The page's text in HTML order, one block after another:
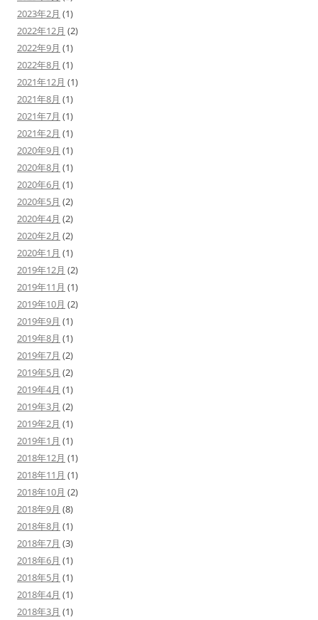
2023年2月 (1)
2022年12月 (2)
2022年9月 (1)
2022年8月 (1)
2021年12月 (1)
2021年8月 (1)
2021年7月 (1)
2021年2月 (1)
2020年9月 (1)
2020年8月 (1)
2020年6月 (1)
2020年5月 (2)
2020年4月 (2)
2020年2月 (2)
2020年1月 (1)
2019年12月 (2)
2019年11月 (1)
2019年10月 (2)
2019年9月 (1)
2019年8月 (1)
2019年7月 (2)
2019年5月 (2)
2019年4月 (1)
2019年3月 (2)
2019年2月 (1)
2019年1月 (1)
2018年12月 (1)
2018年11月 (1)
2018年10月 (2)
2018年9月 (8)
2018年8月 (1)
2018年7月 (3)
2018年6月 (1)
2018年5月 (1)
2018年4月 (1)
2018年3月 (1)